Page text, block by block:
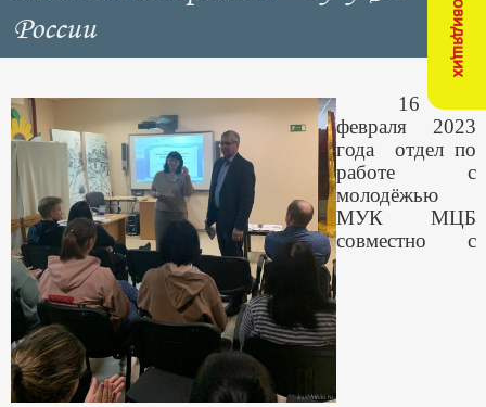
России
16
февраля 2023
года отдел по
работе с
молодёжью
МУК МЦБ
совместно с